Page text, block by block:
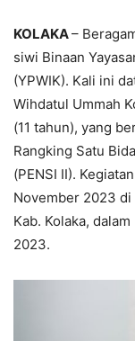
KOLAKA–
siwi Binaan
(YPWIK). Kali ini
Wihdatul Ummah
(11 tahun), yang
Rangking Satu
(PENSI II).
November 2023 di
Kab. Kolaka,
2023.